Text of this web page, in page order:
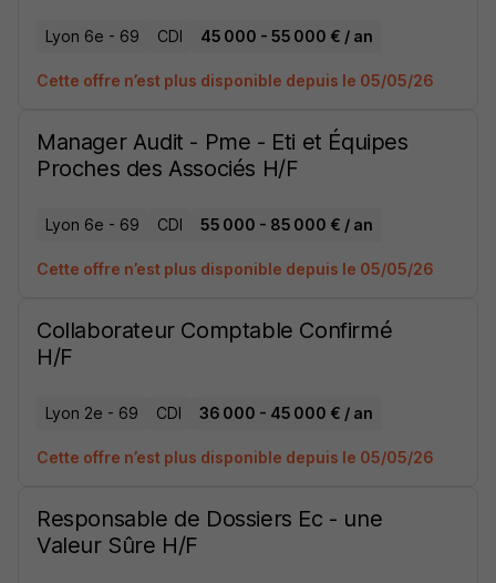
Lyon 6e - 69 CDI 45 000 - 55 000 € / an
Cette offre n’est plus disponible depuis le 05/05/26
Manager Audit - Pme - Eti et Équipes
Proches des Associés H/F
Lyon 6e - 69 CDI 55 000 - 85 000 € / an
Cette offre n’est plus disponible depuis le 05/05/26
Collaborateur Comptable Confirmé
H/F
Lyon 2e - 69 CDI 36 000 - 45 000 € / an
Cette offre n’est plus disponible depuis le 05/05/26
Responsable de Dossiers Ec - une
Valeur Sûre H/F